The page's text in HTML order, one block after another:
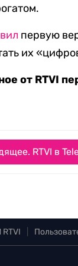
первую
их
от RTVI
RTVI в